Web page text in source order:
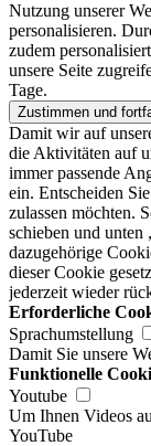
Nutzung unserer
personalisieren.
zudem
unsere Seite
Tage.
Zustimmen und
Damit wir auf
die Aktivitäten auf
immer passende
ein. Entscheiden
zulassen möchten.
schieben und unten
dazugehörige
dieser Cookie
jederzeit wieder
Erforderliche
Sprachumstellung
Damit Sie unsere
Funktionelle
Youtube
Um Ihnen Videos
YouTube